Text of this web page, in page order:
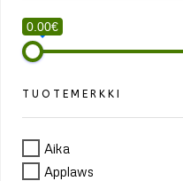
0.00€
TUOTEMERKKI
Aika
Applaws